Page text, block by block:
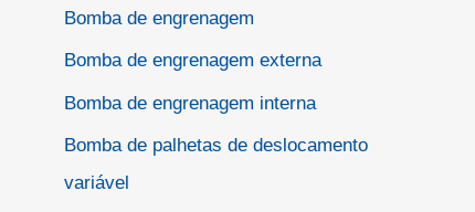
Bomba de engrenagem
Bomba de engrenagem externa
Bomba de engrenagem interna
Bomba de palhetas de deslocamento
variável